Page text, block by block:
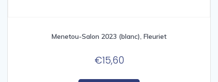
Menetou-Salon 2023 (blanc), Fleuriet
€15,60